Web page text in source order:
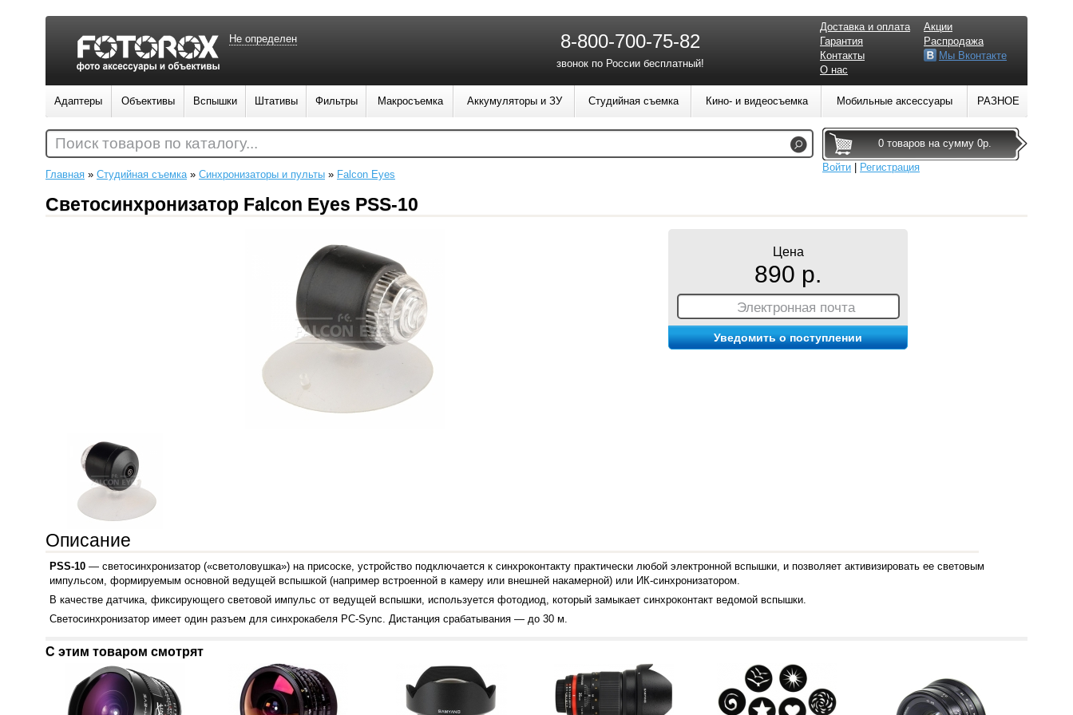
Главная » Студийная съемка» Синхронизаторы и пульты » Falcon Eyes
Светосинхронизатор Falcon Eyes PSS-10
Цена
890 р.
Электронная почта
Описание
PSS-10 — светосинхронизатор («светоловушка») на присоске, устройство подключается к синхроконтакту практически любой электронной вспышки, и позволяет активизировать ее световым
импульсом, формируемым основной ведущей вспышкой (например встроенной в камеру или внешней накамерной) или ИК-синхронизатором.
В качестве датчика, фиксирующего световой импульс от ведущей вспышки, используется фотодиод, который замыкает синхроконтакт ведомой вспышки.
Светосинхронизатор имеет один разъем для синхрокабеля PC-Sync. Дистанция срабатывания — до 30 м.
С этим товаром смотрят
Не определен 8-800-700-75-82
звонок по России бесплатный!
Доставка и оплата
Гарантия
Контакты
О нас
Акции
Распродажа
Мы Вконтакте
Адаптеры Объективы Вспышки Штативы Фильтры Макросъемка Аккумуляторы и ЗУ Студийная съемка Кино- и видеосъемка Мобильные аксессуары РАЗНОЕ
0 товаров на сумму 0р.
Войти
Регистрация
Поиск товаров по каталогу...